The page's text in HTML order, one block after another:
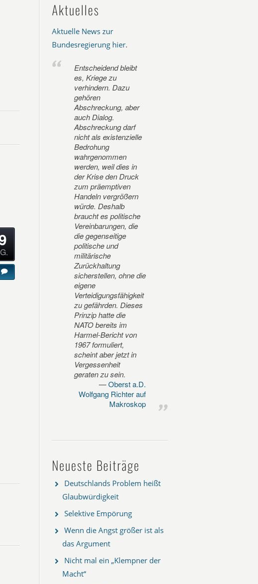
Aktuelles
Aktuelle News zur
Bundesregierung hier.
Entscheidend bleibt
es, Kriege zu
verhindern. Dazu
gehören
Abschreckung, aber
auch Dialog.
Abschreckung darf
nicht als existenzielle
Bedrohung
wahrgenommen
werden, weil dies in
der Krise den Druck
zum präemptiven
Handeln vergrößern
würde. Deshalb
braucht es politische
Vereinbarungen, die
die gegenseitige
politische und
militärische
Zurückhaltung
sicherstellen, ohne die
eigene
Verteidigungsfähigkeit
zu gefährden. Dieses
Prinzip hatte die
NATO bereits im
Harmel-Bericht von
1967 formuliert,
scheint aber jetzt in
Vergessenheit
geraten zu sein.
Oberst a.D.
Wolfgang Richter auf
Makroskop
Neueste Beiträge
Deutschlands Problem heißt
Glaubwürdigkeit
Selektive Empörung
Wenn die Angst größer ist als
das Argument
Nicht mal ein „Klempner der
Macht“